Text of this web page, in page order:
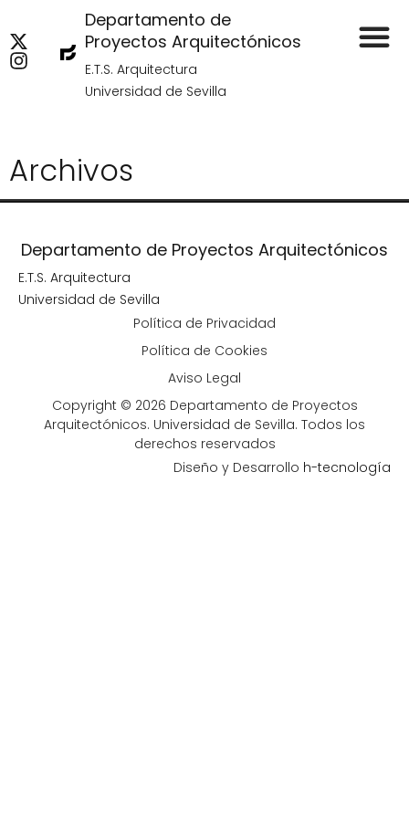
Departamento de
Proyectos Arquitectónicos
E.T.S. Arquitectura
Universidad de Sevilla
Archivos
Departamento de Proyectos Arquitectónicos
E.T.S. Arquitectura
Universidad de Sevilla
Política de Privacidad
Política de Cookies
Aviso Legal
Copyright © 2026 Departamento de Proyectos
Arquitectónicos. Universidad de Sevilla. Todos los
derechos reservados
Diseño y Desarrollo h-tecnología